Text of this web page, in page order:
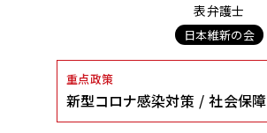
表弁護士
日本維新の会
重点政策
新型コロナ感染対策 社会保障